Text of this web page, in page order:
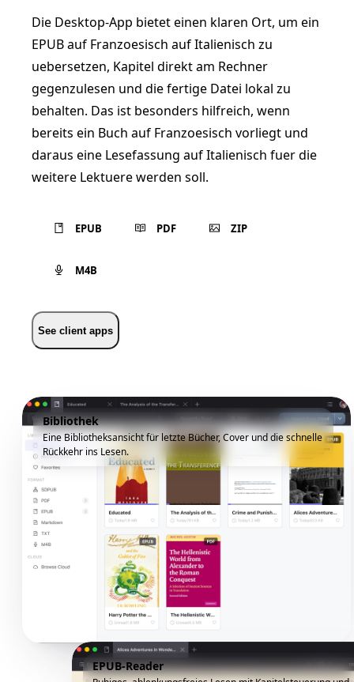
Die Desktop-App bietet einen klaren Ort, um ein
EPUB auf Franzoesisch auf Italienisch zu
uebersetzen, Kapitel direkt am Rechner
gegenzulesen und die fertige Datei lokal zu
behalten. Das ist besonders hilfreich, wenn
bereits ein Buch auf Franzoesisch vorliegt und
daraus eine Lesefassung auf Italienisch fuer die
weitere Lektuere werden soll.
EPUB PDF ZIP
M4B
See client apps
Bibliothek
Eine Bibliotheksansicht für letzte Bücher, Cover und die schnelle
Rückkehr ins Lesen.
EPUB-Reader